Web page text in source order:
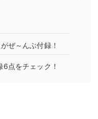
ぜ～んぶ付録！
点をチェック！